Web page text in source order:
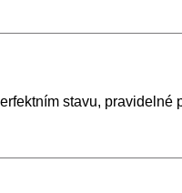
stavu, pravidelné